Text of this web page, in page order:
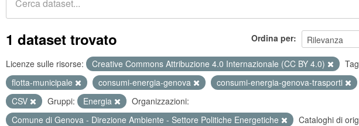
Ordina per
1 dataset trovato
Licenze sulle risorse: Creative Commons Attribuzione 4.0 Internazionale (CC BY 4.0)
flotta-municipale
consumi-energia-genova consumi-energia-genova-trasporti
CSV
Gruppi: Energia
Organizzazioni:
Comune di Genova - Direzione Ambiente - Settore Politiche Energetiche
Cataloghi di